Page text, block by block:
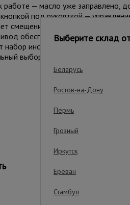
работе — масло уже заправлено,
кнопкой под рукояткой —
смещение арматуры и повышает
обеспечивает стабильный
инструментов для
выбор для тех, кто ценит
Важные
Выберите склад
Беларусь
Ростов-на-Дону
Пермь
Грозный
Иркутск
Ереван
Стамбул